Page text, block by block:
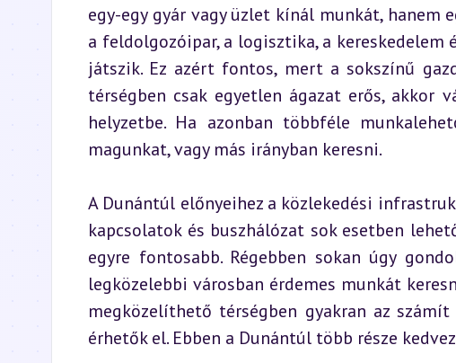
egy-egy gyár vagy üzlet kínál munkát, hanem
a feldolgozóipar, a logisztika, a
játszik. Ez azért fontos, mert a sokszínű
térségben csak egyetlen ágazat erős, akkor
helyzetbe. Ha azonban többféle
magunkat, vagy más irányban keresni.
A Dunántúl előnyeihez a közlekedési
kapcsolatok és buszhálózat sok esetben
egyre fontosabb. Régebben sokan úgy
legközelebbi városban érdemes munkát
megközelíthető térségben gyakran az
érhetők el. Ebben a Dunántúl több része